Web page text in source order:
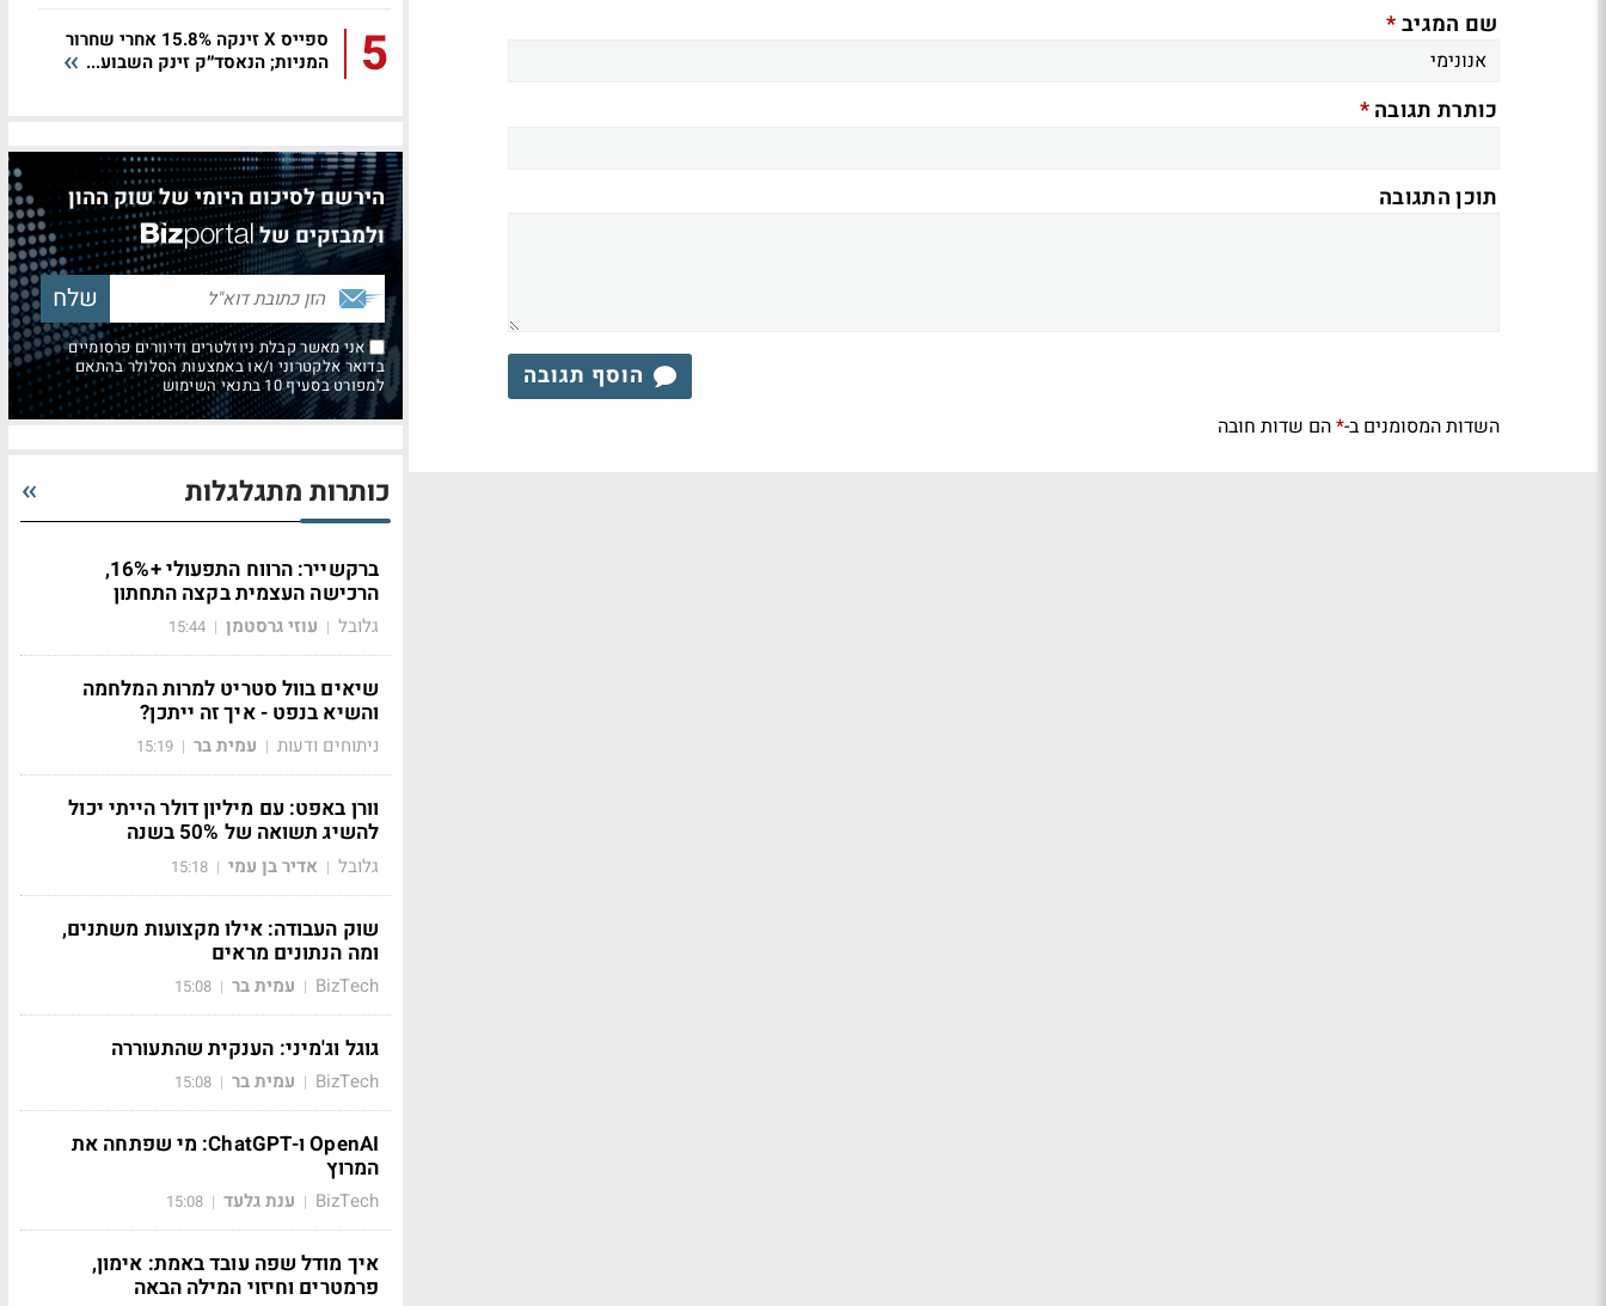
שם המגיב*
כותרת תגובה*
תוכן התגובה
הוסף תגובה
השדות המסומנים ב-*הם שדות חובה
5
ספייס X זינקה 15.8% אחרי שחרור
המניות; הנאסד״ק זינק השבוע...
הירשם לסיכום היומי של שוק ההון
ולמבזקים של
אני מאשר קבלת ניוזלטרים ודיוורים פרסומיים
בדואר אלקטרוני ו/או באמצעות הסלולר בהתאם
למפורט בסעיף 10 בתנאי השימוש
כותרות מתגלגלות
ברקשייר: הרווח התפעולי +16%,
הרכישה העצמית בקצה התחתון
גלובל | עוזי גרסטמן |
15:44
שיאים בוול סטריט למרות המלחמה
והשיא בנפט - איך זה ייתכן?
ניתוחים ודעות | עמית בר |
15:19
וורן באפט: עם מיליון דולר הייתי יכול
להשיג תשואה של 50% בשנה
גלובל | אדיר בן עמי |
15:18
שוק העבודה: אילו מקצועות משתנים,
ומה הנתונים מראים
BizTech
| עמית בר |
15:08
גוגל וג'מיני: הענקית שהתעוררה
BizTech
| עמית בר |
15:08
OpenAI ו-ChatGPT: מי שפתחה את
המרוץ
BizTech
| ענת גלעד |
15:08
איך מודל שפה עובד באמת: אימון,
פרמטרים וחיזוי המילה הבאה